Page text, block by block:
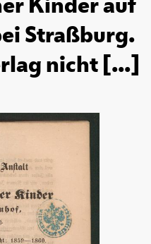
Straßburg.
nicht [...]